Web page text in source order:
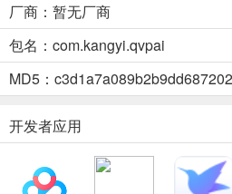
2. 严格审核保障：人工审核用户及内
心。
3. 便捷约拍系统：集成多项功能，为供
去拍最新安卓版功能
1、摄影作品浏览与分享：用户能在摄
厂商：暂无厂商
包名：com.kangyi.qvpai
MD5：
开发者应用